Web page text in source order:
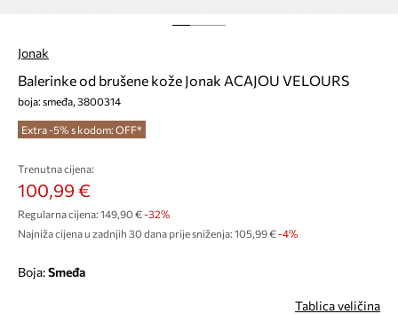
Jonak
Balerinke od brušene kože Jonak ACAJOU VELOURS
boja: smeđa, 3800314
Extra -5% s kodom: OFF*
Trenutna cijena:
100,99 €
Regularna cijena: 149,90 €-32%
Najniža cijena u zadnjih 30 dana prije sniženja: 105,99 € -4%
Boja: smeđa
Tablica veličina